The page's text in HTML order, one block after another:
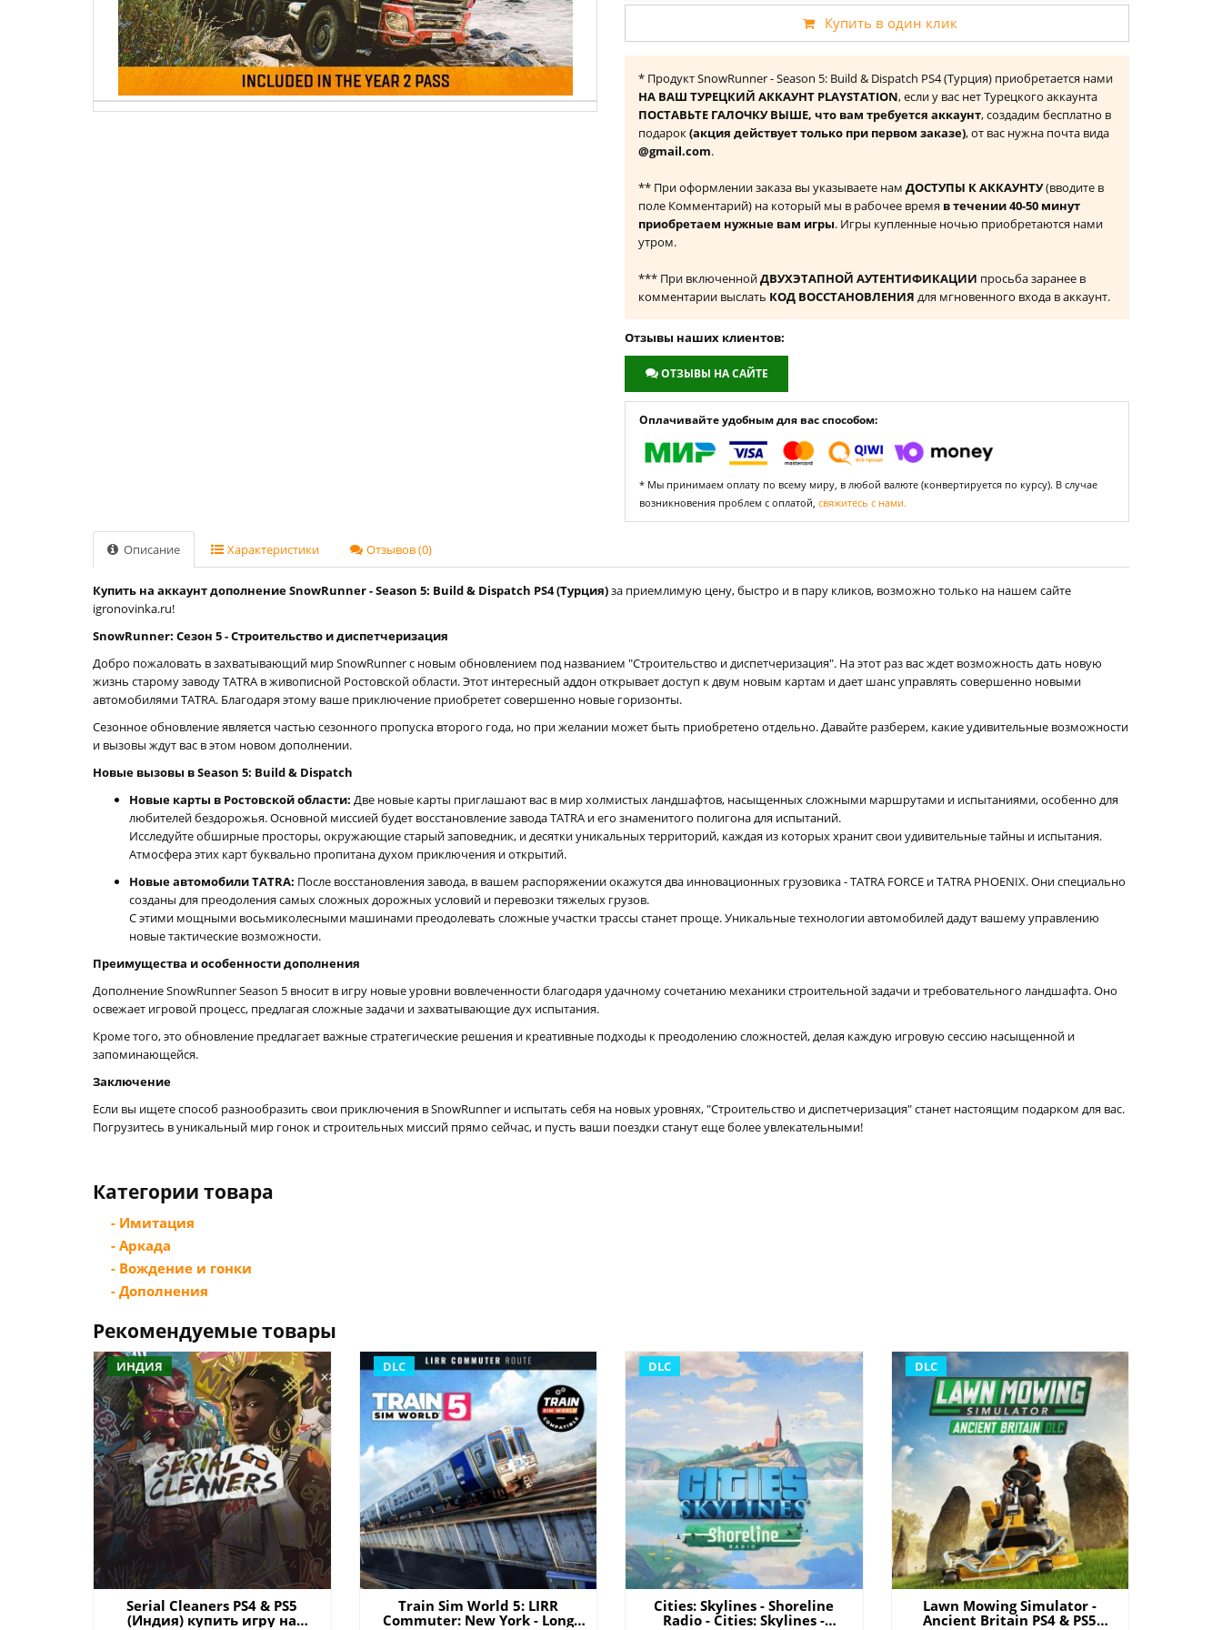
Купить в один клик
* Продукт SnowRunner - Season 5: Build & Dispatch PS4 (Турция) приобретается нами
НА ВАШ ТУРЕЦКИЙ АККАУНТ PLAYSTATION, если у вас нет Турецкого аккаунта
ПОСТАВЬТЕ ГАЛОЧКУ ВЫШЕ, что вам требуется аккаунт, создадим бесплатно в
подарок(акция действует только при первом заказе), от вас нужна почта вида
@gmail.com.
** При оформлении заказа вы указываете нам ДОСТУПЫ К АККАУНТУ(вводите в
поле Комментарий) на который мы в рабочее время в течении 40-50 минут
приобретаем нужные вам игры. Игры купленные ночью приобретаются нами
утром.
*** При включеннойДВУХЭТАПНОЙ АУТЕНТИФИКАЦИИ просьба заранее в
комментарии выслать КОД ВОССТАНОВЛЕНИЯ для мгновенного входа в аккаунт.
Отзывы наших клиентов:
ОТЗЫВЫ НА САЙТЕ
Оплачивайте удобным для вас способом:
* Мы принимаем оплату по всему миру, в любой валюте (конвертируется по курсу). В случае
возникновения проблем с оплатой, свяжитесь с нами.
Описание Характеристики Отзывов (0)
Купить на аккаунт дополнение SnowRunner - Season 5: Build & Dispatch PS4 (Турция)за приемлимую цену, быстро и в пару кликов, возможно только на нашем сайте
igronovinka.ru!
SnowRunner: Сезон 5 - Строительство и диспетчеризация
Добро пожаловать в захватывающий мир SnowRunner с новым обновлением под названием "Строительство и диспетчеризация". На этот раз вас ждет возможность дать новую
жизнь старому заводу TATRA в живописной Ростовской области. Этот интересный аддон открывает доступ к двум новым картам и дает шанс управлять совершенно новыми
автомобилями TATRA. Благодаря этому ваше приключение приобретет совершенно новые горизонты.
Сезонное обновление является частью сезонного пропуска второго года, но при желании может быть приобретено отдельно. Давайте разберем, какие удивительные возможности
и вызовы ждут вас в этом новом дополнении.
Новые вызовы в Season 5: Build & Dispatch
Новые карты в Ростовской области: Две новые карты приглашают вас в мир холмистых ландшафтов, насыщенных сложными маршрутами и испытаниями, особенно для
любителей бездорожья. Основной миссией будет восстановление завода TATRA и его знаменитого полигона для испытаний.
Исследуйте обширные просторы, окружающие старый заповедник, и десятки уникальных территорий, каждая из которых хранит свои удивительные тайны и испытания.
Атмосфера этих карт буквально пропитана духом приключения и открытий.
Новые автомобили TATRA: После восстановления завода, в вашем распоряжении окажутся два инновационных грузовика - TATRA FORCE и TATRA PHOENIX. Они специально
созданы для преодоления самых сложных дорожных условий и перевозки тяжелых грузов.
С этими мощными восьмиколесными машинами преодолевать сложные участки трассы станет проще. Уникальные технологии автомобилей дадут вашему управлению
новые тактические возможности.
Преимущества и особенности дополнения
Дополнение SnowRunner Season 5 вносит в игру новые уровни вовлеченности благодаря удачному сочетанию механики строительной задачи и требовательного ландшафта. Оно
освежает игровой процесс, предлагая сложные задачи и захватывающие дух испытания.
Кроме того, это обновление предлагает важные стратегические решения и креативные подходы к преодолению сложностей, делая каждую игровую сессию насыщенной и
запоминающейся.
Заключение
Если вы ищете способ разнообразить свои приключения в SnowRunner и испытать себя на новых уровнях, "Строительство и диспетчеризация" станет настоящим подарком для вас.
Погрузитесь в уникальный мир гонок и строительных миссий прямо сейчас, и пусть ваши поездки станут еще более увлекательными!
Категории товара
- Имитация
- Аркада
- Вождение и гонки
- Дополнения
Рекомендуемые товары
ИНДИЯ
Serial Cleaners PS4 & PS5
(Индия) купить игру на
DLC
Train Sim World 5: LIRR
Commuter: New York - Long
DLC
Cities: Skylines - Shoreline
Radio - Cities: Skylines -
DLC
Lawn Mowing Simulator -
Ancient Britain PS4 & PS5